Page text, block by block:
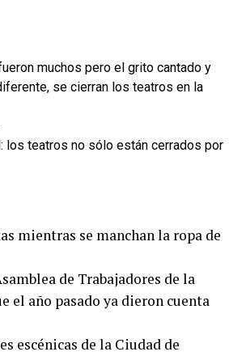
muchos pero el grito cantado y
se cierran los teatros en la
los teatros no sólo están cerrados por
mientras se manchan la ropa de
de Trabajadores de la
el año pasado ya dieron cuenta
escénicas de la Ciudad de